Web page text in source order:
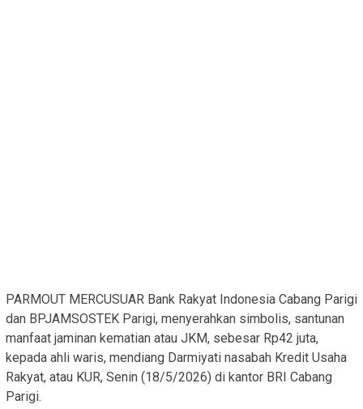
PARMOUT MERCUSUAR Bank Rakyat Indonesia Cabang Parigi
dan BPJAMSOSTEK Parigi, menyerahkan simbolis, santunan
manfaat jaminan kematian atau JKM, sebesar Rp42 juta,
kepada ahli waris, mendiang Darmiyati nasabah Kredit Usaha
Rakyat, atau KUR, Senin (18/5/2026) di kantor BRI Cabang
Parigi.